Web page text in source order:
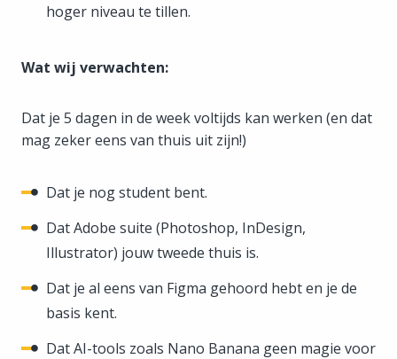
hoger niveau te tillen.
Wat wij verwachten:
Dat je 5 dagen in de week voltijds kan werken (en dat
mag zeker eens van thuis uit zijn!)
Dat je nog student bent.
Dat Adobe suite (Photoshop, InDesign,
Illustrator) jouw tweede thuis is.
Dat je al eens van Figma gehoord hebt en je de
basis kent.
Dat AI-tools zoals Nano Banana geen magie voor